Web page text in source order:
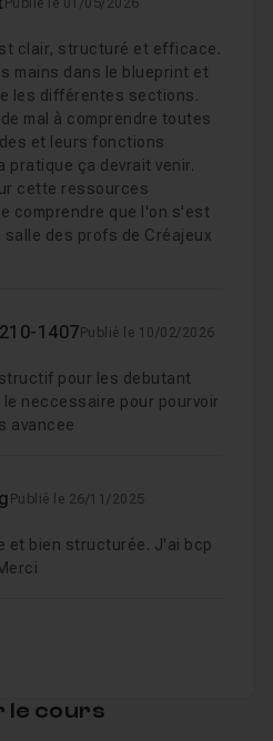
Niagara et Cinématiques
Interfaces 1h47
Réglages graphiques &
Publié le 01/05/2026
clair, structuré et efficace.
mains dans le blueprint et
les différentes sections.
mal à comprendre toutes
et leurs fonctions
pratique ça devrait venir.
cette ressources
comprendre que l'on s'est
des profs de Créajeux
1407 Publié le 10/02/2026
pour les debutant
neccessaire pour pourvoir
avancee
Publié le 26/11/2025
et bien structurée. J'ai bcp
le cours